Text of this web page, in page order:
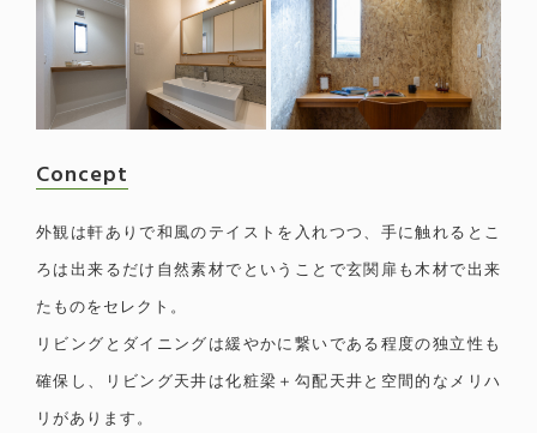
Concept
外観は軒ありで和風のテイストを入れつつ、手に触れるとこ
ろは出来るだけ自然素材でということで玄関扉も木材で出来
たものをセレクト。
リビングとダイニングは緩やかに繋いである程度の独立性も
確保し、リビング天井は化粧梁＋勾配天井と空間的なメリハ
リがあります。